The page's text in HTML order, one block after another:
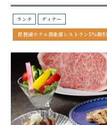
ランチ ディナー
琵琶湖ホテル倶楽部レストラン5%割引